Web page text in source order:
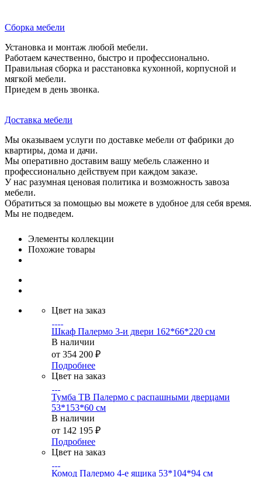
Сборка мебели
Установка и монтаж любой мебели.
Работаем качественно, быстро и профессионально.
Правильная сборка и расстановка кухонной, корпусной и
мягкой мебели.
Приедем в день звонка.
Доставка мебели
Мы оказываем услуги по доставке мебели от фабрики до
квартиры, дома и дачи.
Мы оперативно доставим вашу мебель слаженно и
профессионально действуем при каждом заказе.
У нас разумная ценовая политика и возможность завоза
мебели.
Обратиться за помощью вы можете в удобное для себя время.
Мы не подведем.
Элементы коллекции
Похожие товары
Цвет на заказ
Шкаф Палермо 3-и двери 162*66*220 см
В наличии
от 354 200 ₽
Подробнее
Цвет на заказ
Тумба ТВ Палермо с распашными дверцами
53*153*60 см
В наличии
от 142 195 ₽
Подробнее
Цвет на заказ
Комод Палермо 4-е ящика 53*104*94 см